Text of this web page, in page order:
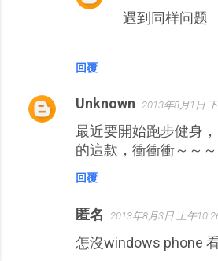
回覆
遇到同样问题
Unknown 2013年8月1日
最近要開始跑步健身
的這款，衝衝衝～～～
回覆
匿名 2013年8月3日 上午
怎沒windows phone